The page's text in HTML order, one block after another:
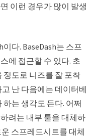
이런 경우가 많이 발생
다. BaseDash는 스프
에 접근할 수 있다. 초
정도로 니즈를 잘 포착
난 다음에는 데이터베
는 생각도 든다. 어쩌
려는 내부 툴을 대체하
스프레드시트를 대체